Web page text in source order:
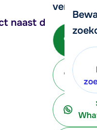
verder!
naast de gondel